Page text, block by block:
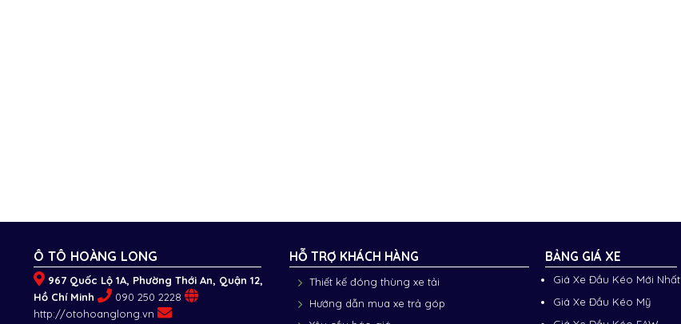
Ô TÔ HOÀNG LONG
967 Quốc Lộ 1A, Phường Thới An, Quận 12,
Hồ Chí Minh
090 250 2228
http://otohoanglong.vn
HỖ TRỢ KHÁCH HÀNG
Thiết kế đóng thùng xe tải
Hướng dẫn mua xe trả góp
BẢNG GIÁ XE
Giá Xe Đầu Kéo Mới Nhất
Giá Xe Đầu Kéo Mỹ